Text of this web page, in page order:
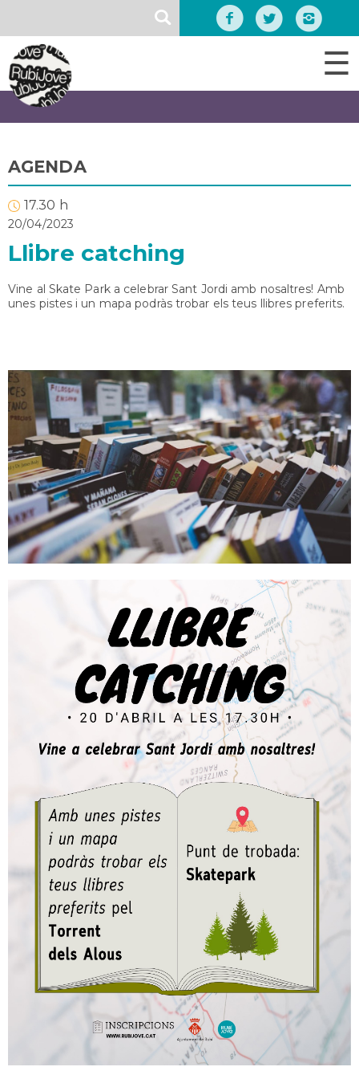
contingut
☰
AGENDA
17.30 h
20/04/2023
Llibre catching
Vine al Skate Park a celebrar Sant Jordi amb nosaltres! Amb
unes pistes i un mapa podràs trobar els teus llibres preferits.